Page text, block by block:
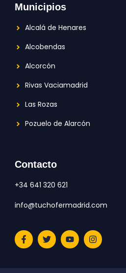
Municipios
Alcalá de Henares
Alcobendas
Alcorcón
Rivas Vaciamadrid
Las Rozas
Pozuelo de Alarcón
Contacto
+34 641 320 621
info@tuchofermadrid.com